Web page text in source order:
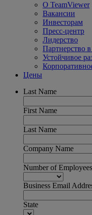
О TeamViewer
Вакансии
Инвесторам
Пресс-центр
Лидерство
Партнерство
Устойчивое
Цены
Last Name
First Name
Last Name
Company Name
Number of Employees
Business Email
State